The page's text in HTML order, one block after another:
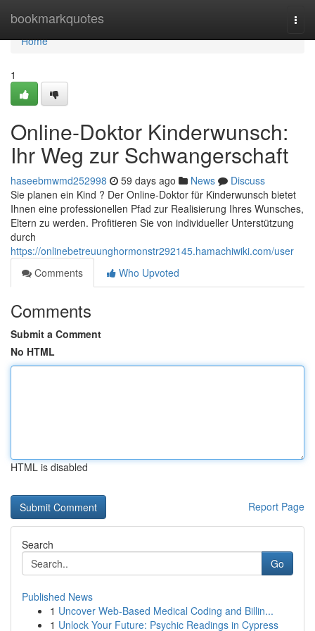
bookmarkquotes
Home
Home
1
Online-Doktor Kinderwunsch:
Ihr Weg zur Schwangerschaft
haseebmwmd252998 59 days ago News
Discuss
Sie planen ein Kind ? Der Online-Doktor für Kinderwunsch bietet
Ihnen eine professionellen Pfad zur Realisierung Ihres Wunsches,
Eltern zu werden. Profitieren Sie von individueller Unterstützung
durch
https://onlinebetreuunghormonstr292145.hamachiwiki.com/user
Comments
Who Upvoted
Comments
Submit a Comment
No HTML
HTML is disabled
Report Page
Search
Go
Published News
1 Uncover Web-Based Medical Coding and Billin...
1 Unlock Your Future: Psychic Readings in Cypress